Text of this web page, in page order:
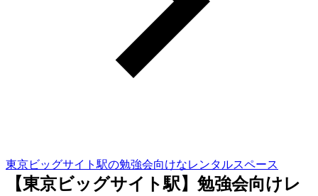
東京ビッグサイト駅の勉強会向けなレンタルスペース
【東京ビッグサイト駅】勉強会向けレ